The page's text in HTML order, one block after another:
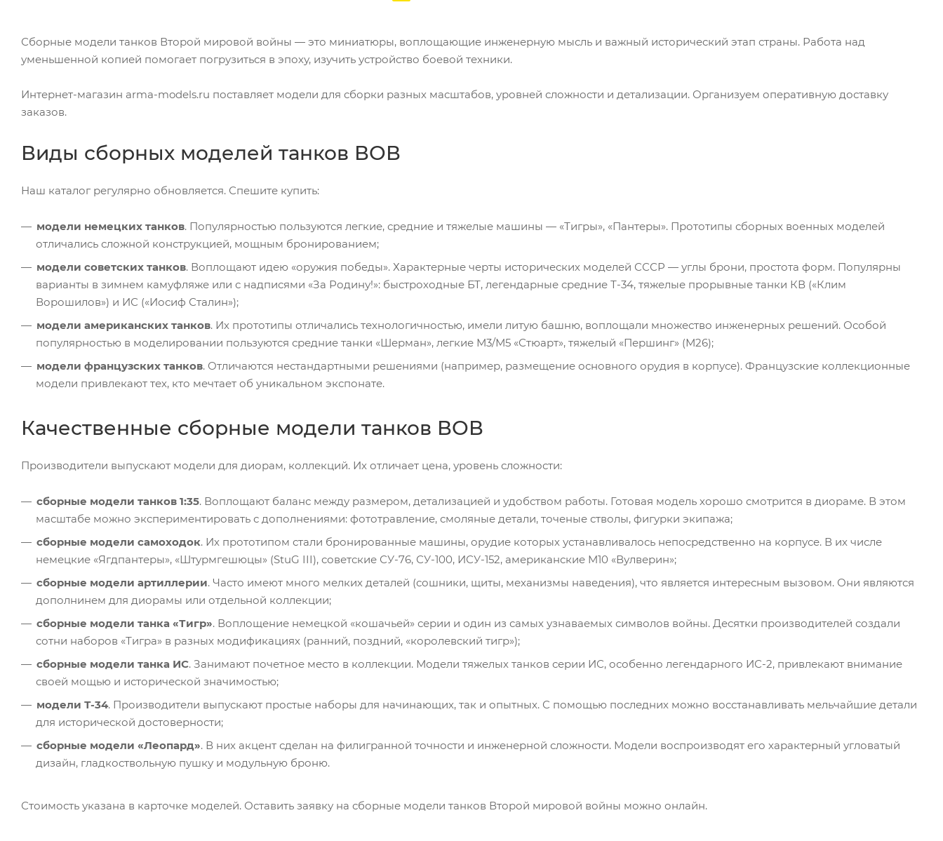
Сборные модели танков Второй мировой войны — это миниатюры, воплощающие инженерную мысль и важный исторический этап страны. Работа над
уменьшенной копией помогает погрузиться в эпоху, изучить устройство боевой техники.
Интернет-магазин arma-models.ru поставляет модели для сборки разных масштабов, уровней сложности и детализации. Организуем оперативную доставку
заказов.
Виды сборных моделей танков ВОВ
Наш каталог регулярно обновляется. Спешите купить:
модели немецких танков. Популярностью пользуются легкие, средние и тяжелые машины — «Тигры», «Пантеры». Прототипы сборных военных моделей
отличались сложной конструкцией, мощным бронированием;
модели советских танков. Воплощают идею «оружия победы». Характерные черты исторических моделей СССР — углы брони, простота форм. Популярны
варианты в зимнем камуфляже или с надписями «За Родину!»: быстроходные БТ, легендарные средние Т-34, тяжелые прорывные танки КВ («Клим
Ворошилов») и ИС («Иосиф Сталин»);
модели американских танков. Их прототипы отличались технологичностью, имели литую башню, воплощали множество инженерных решений. Особой
популярностью в моделировании пользуются средние танки «Шерман», легкие М3/М5 «Стюарт», тяжелый «Першинг» (М26);
модели французских танков. Отличаются нестандартными решениями (например, размещение основного орудия в корпусе). Французские коллекционные
модели привлекают тех, кто мечтает об уникальном экспонате.
Качественные сборные модели танков ВОВ
Производители выпускают модели для диорам, коллекций. Их отличает цена, уровень сложности:
сборные модели танков 1:35. Воплощают баланс между размером, детализацией и удобством работы. Готовая модель хорошо смотрится в диораме. В этом
масштабе можно экспериментировать с дополнениями: фототравление, смоляные детали, точеные стволы, фигурки экипажа;
сборные модели самоходок. Их прототипом стали бронированные машины, орудие которых устанавливалось непосредственно на корпусе. В их числе
немецкие «Ягдпантеры», «Штурмгешюцы» (StuG III), советские СУ-76, СУ-100, ИСУ-152, американские M10 «Вулверин»;
сборные модели артиллерии. Часто имеют много мелких деталей (сошники, щиты, механизмы наведения), что является интересным вызовом. Они являются
дополнинем для диорамы или отдельной коллекции;
сборные модели танка «Тигр». Воплощение немецкой «кошачьей» серии и один из самых узнаваемых символов войны. Десятки производителей создали
сотни наборов «Тигра» в разных модификациях (ранний, поздний, «королевский тигр»);
сборные модели танка ИС. Занимают почетное место в коллекции. Модели тяжелых танков серии ИС, особенно легендарного ИС-2, привлекают внимание
своей мощью и исторической значимостью;
модели Т-34. Производители выпускают простые наборы для начинающих, так и опытных. С помощью последних можно восстанавливать мельчайшие детали
для исторической достоверности;
сборные модели «Леопард». В них акцент сделан на филигранной точности и инженерной сложности. Модели воспроизводят его характерный угловатый
дизайн, гладкоствольную пушку и модульную броню.
Стоимость указана в карточке моделей. Оставить заявку на сборные модели танков Второй мировой войны можно онлайн.